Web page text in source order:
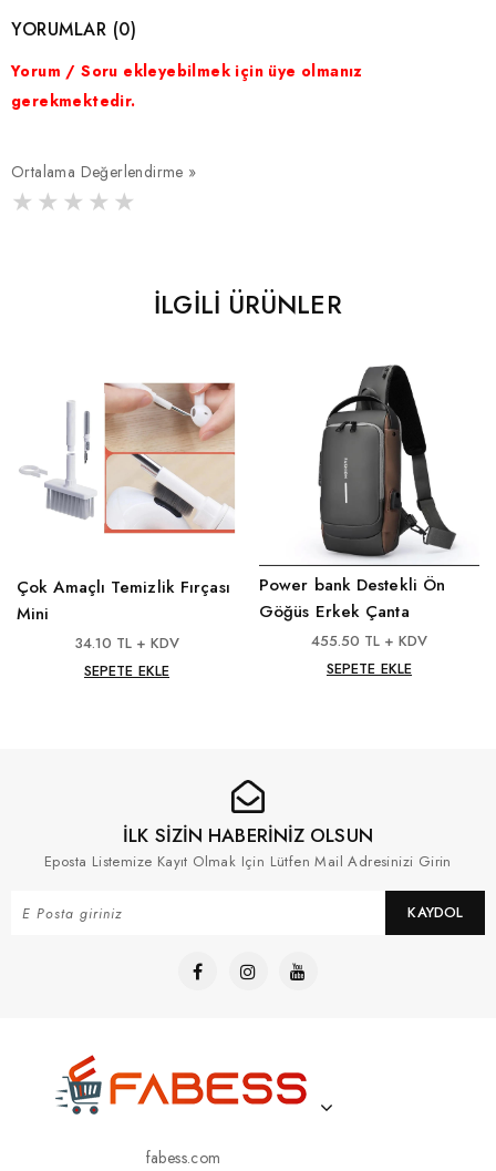
YORUMLAR (0)
Yorum / Soru ekleyebilmek için üye olmanız
gerekmektedir.
Ortalama Değerlendirme »
İLGILI ÜRÜNLER
Çok Amaçlı Temizlik Fırçası
Mini
34.10 TL + KDV
SEPETE EKLE
Power bank Destekli Ön
Göğüs Erkek Çanta
455.50 TL + KDV
SEPETE EKLE
İLK SİZİN HABERİNİZ OLSUN
Eposta Listemize Kayıt Olmak Için Lütfen Mail Adresinizi Girin
KAYDOL
fabess.com